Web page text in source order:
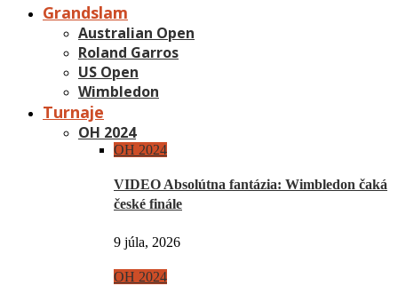
Grandslam
Australian Open
Roland Garros
US Open
Wimbledon
Turnaje
OH 2024
OH 2024
VIDEO Absolútna fantázia: Wimbledon čaká
české finále
9 júla, 2026
OH 2024